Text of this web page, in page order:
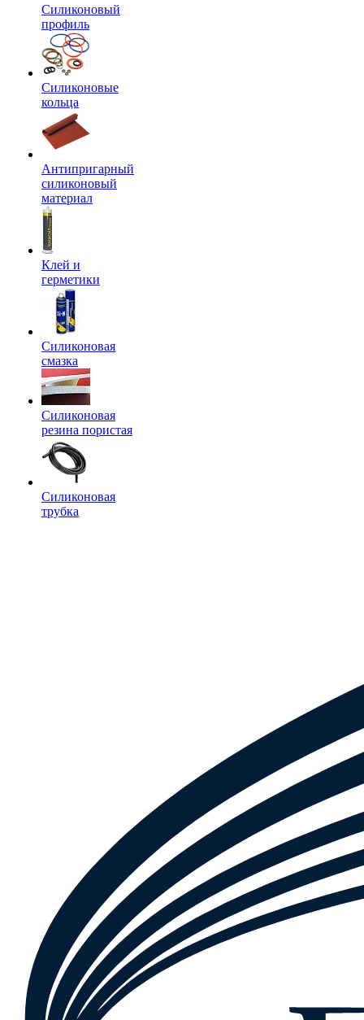
Силиконовый
профиль
Силиконовые
кольца
Антипригарный
силиконовый
материал
Клей и
герметики
Силиконовая
смазка
Силиконовая
резина пористая
Силиконовая
трубка